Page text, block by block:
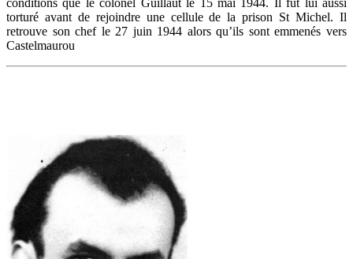
conditions que le colonel Guillaut le 15 mai 1944. Il fut lui aussi
torturé avant de rejoindre une cellule de la prison St Michel. Il
retrouve son chef le 27 juin 1944 alors qu’ils sont emmenés vers
Castelmaurou